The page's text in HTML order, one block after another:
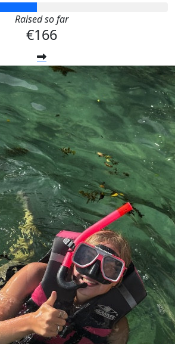
Raised so far
€166